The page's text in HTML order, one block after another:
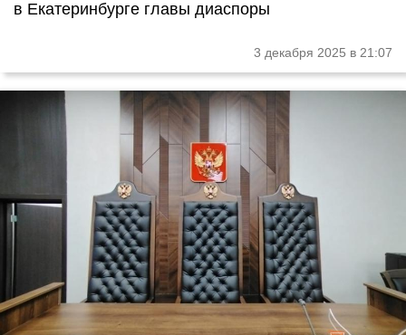
в Екатеринбурге главы диаспоры
3 декабря 2025 в 21:07